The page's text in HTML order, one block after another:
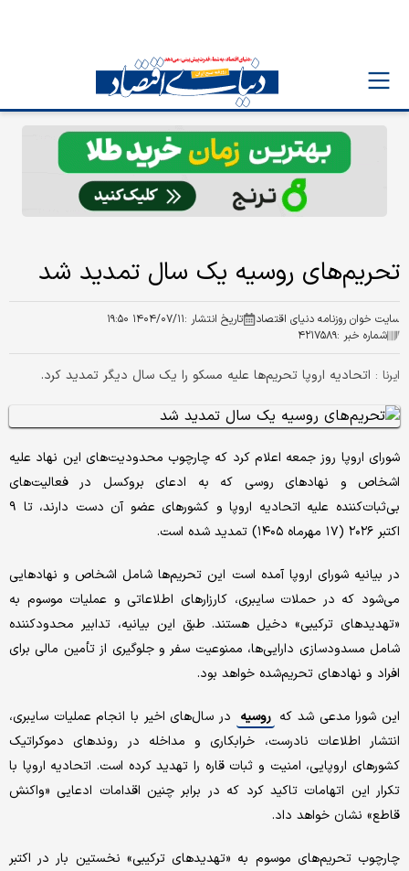
تحریم‌های روسیه یک سال تمدید شد
سایت خوان روزنامه دنیای اقتصاد تاریخ انتشار :۱۴۰۴/۰۷/۱۱ ۱۹:۵۰
شماره خبر :۴۲۱۷۵۸۹
ایرنا : اتحادیه اروپا تحریم‌ها علیه مسکو را یک سال دیگر تمدید کرد.
شورای اروپا روز جمعه اعلام کرد که چارچوب محدودیت‌های این نهاد علیه
اشخاص و نهادهای روسی که به ادعای بروکسل در فعالیت‌های
بی‌ثبات‌کننده علیه اتحادیه اروپا و کشورهای عضو آن دست دارند، تا ۹
اکتبر ۲۰۲۶ (۱۷ مهرماه ۱۴۰۵) تمدید شده است.
در بیانیه شورای اروپا آمده است این تحریم‌ها شامل اشخاص و نهادهایی
می‌شود که در حملات سایبری، کارزارهای اطلاعاتی و عملیات موسوم به
«تهدیدهای ترکیبی» دخیل هستند. طبق این بیانیه، تدابیر محدودکننده
شامل مسدودسازی دارایی‌ها، ممنوعیت سفر و جلوگیری از تأمین مالی برای
افراد و نهادهای تحریم‌شده خواهد بود.
این شورا مدعی شد که روسیه در سال‌های اخیر با انجام عملیات سایبری،
انتشار اطلاعات نادرست، خرابکاری و مداخله در روندهای دموکراتیک
کشورهای اروپایی، امنیت و ثبات قاره را تهدید کرده است. اتحادیه اروپا با
تکرار این اتهامات تاکید کرد که در برابر چنین اقدامات ادعایی «واکنش
قاطع» نشان خواهد داد.
چارچوب تحریم‌های موسوم به «تهدیدهای ترکیبی» نخستین بار در اکتبر